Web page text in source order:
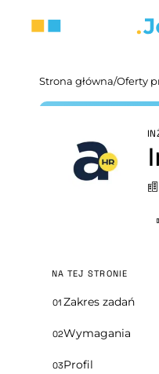
Strona główna/Oferty
NA TEJ STRONIE
01 Zakres zadań
02Wymagania
03Profil